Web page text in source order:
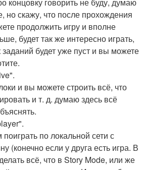
но скажу, что после прохождения
продолжить игру и вполне
будет так же интересно играть,
заданий будет уже пуст и вы можете
и вы можете строить всё, что
и т. д. думаю здесь всё
по локальной сети с
(конечно если у друга есть игра. В
всё, что в Story Mode, или же